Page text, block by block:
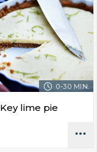
0-30 MIN.
Key lime pie